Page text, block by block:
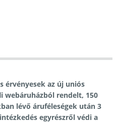
érvényesek az új uniós
webáruházból rendelt, 150
lévő áruféleségek után 3
egyrészről védi a